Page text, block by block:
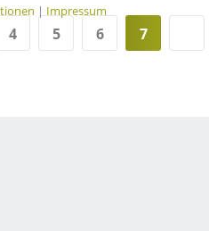
4 5 6 7
| Impressum